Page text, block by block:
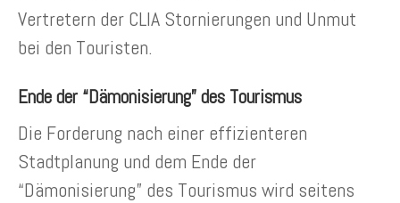
Vertretern der CLIA Stornierungen und Unmut
bei den Touristen.
Ende der “Dämonisierung” des Tourismus
Die Forderung nach einer effizienteren
Stadtplanung und dem Ende der
“Dämonisierung” des Tourismus wird seitens